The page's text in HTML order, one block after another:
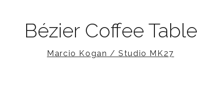
Bézier Coffee Table
Marcio Kogan / Studio MK27